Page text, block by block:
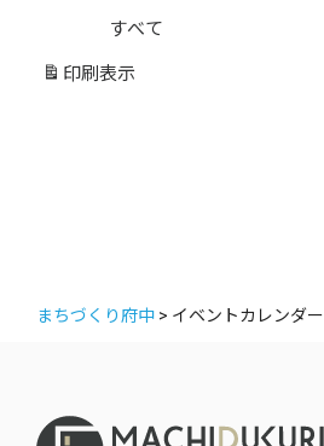
ゴ
リ
すべて
印刷 表示
まちづくり府中 > イベントカレンダー